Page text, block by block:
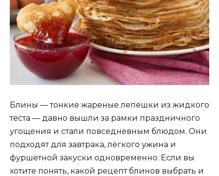
Блины — тонкие жареные лепёшки из жидкого
теста — давно вышли за рамки праздничного
угощения и стали повседневным блюдом. Они
подходят для завтрака, лёгкого ужина и
фуршетной закуски одновременно. Если вы
хотите понять, какой рецепт блинов выбрать и